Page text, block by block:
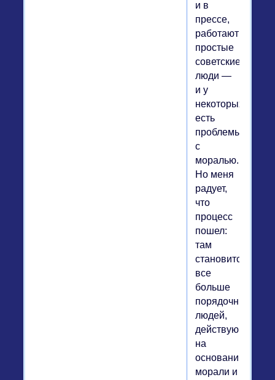
и в
прессе,
работают
простые
советские
люди —
и у
некоторых
есть
проблемы
с
моралью.
Но меня
радует,
что
процесс
пошел:
там
становится
все
больше
порядочных
людей,
действующих
на
основании
морали и